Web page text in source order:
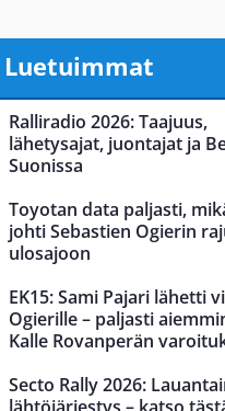
Luetuimmat
Ralliradio 2026: Taajuus,
lähetysajat, juontajat ja
Suonissa
Toyotan data paljasti,
johti Sebastien Ogierin
ulosajoon
EK15: Sami Pajari lähetti
Ogierille – paljasti
Kalle Rovanperän
Secto Rally 2026: